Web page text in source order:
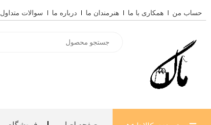
به
حساب من همکاری با ما هنرمندان ما درباره ما سوالات متداول
search
باز کردن دسته بندی کالاها